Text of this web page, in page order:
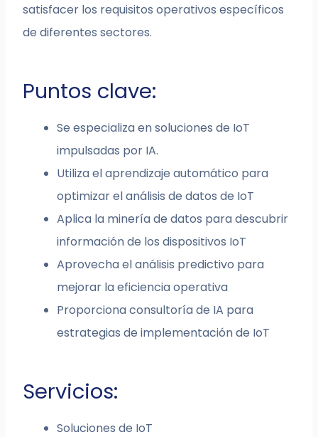
satisfacer los requisitos operativos específicos
de diferentes sectores.
Puntos clave:
Se especializa en soluciones de IoT
impulsadas por IA.
Utiliza el aprendizaje automático para
optimizar el análisis de datos de IoT
Aplica la minería de datos para descubrir
información de los dispositivos IoT
Aprovecha el análisis predictivo para
mejorar la eficiencia operativa
Proporciona consultoría de IA para
estrategias de implementación de IoT
Servicios:
Soluciones de IoT